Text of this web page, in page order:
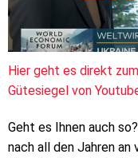
Hier geht es direkt
Gütesiegel von
Geht es Ihnen auch
nach all den Jahren an